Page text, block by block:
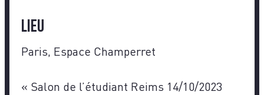
Lieu
Paris, Espace Champerret
« Salon de l’étudiant Reims 14/10/2023